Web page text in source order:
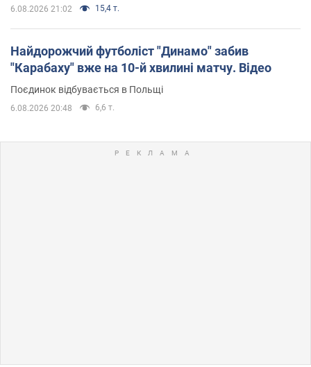
6.08.2026 21:02 15,4 т.
Найдорожчий футболіст "Динамо" забив
"Карабаху" вже на 10-й хвилині матчу. Відео
Поєдинок відбувається в Польщі
6.08.2026 20:48 6,6 т.